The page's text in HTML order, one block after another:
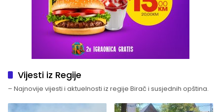
Vijesti iz Regije
– Najnovije vijesti i aktuelnosti iz regije Birač i susjednih opština.